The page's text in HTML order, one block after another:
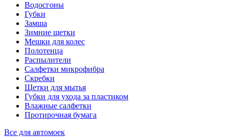
Водосгоны
Губки
Замша
Зимние щетки
Мешки для колес
Полотенца
Распылители
Салфетки микрофибра
Скребки
Щетки для мытья
Губки для ухода за пластиком
Влажные салфетки
Протирочная бумага
Все для автомоек